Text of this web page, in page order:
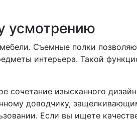
усмотрению
Съемные полки
интерьера. Такой
сочетание изысканного
доводчику,
Если вы ищете